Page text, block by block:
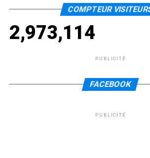
COMPTEUR
2,973,114
PUBLICITÉ
FACEBOOK
PUBLICITÉ